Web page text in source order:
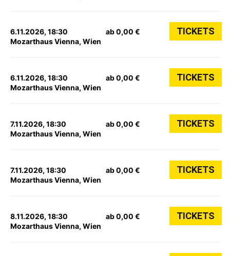
6.11.2026, 18:30
Mozarthaus Vienna, Wien
ab 0,00 € TICKETS
6.11.2026, 18:30
Mozarthaus Vienna, Wien
ab 0,00 € TICKETS
7.11.2026, 18:30
Mozarthaus Vienna, Wien
ab 0,00 € TICKETS
7.11.2026, 18:30
Mozarthaus Vienna, Wien
ab 0,00 € TICKETS
8.11.2026, 18:30
Mozarthaus Vienna, Wien
ab 0,00 € TICKETS